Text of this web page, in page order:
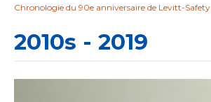
Chronologie du 90e anniversaire de Levitt-Safety
2010s - 2019